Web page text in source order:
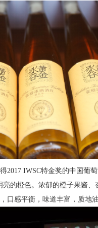
IWSC特金奖的中国葡
的橙色。浓郁的橙子果酱
口感平衡，味道丰富，质地